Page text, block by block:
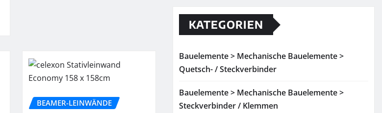
BEAMER-LEINWÄNDE
KATEGORIEN
Bauelemente > Mechanische Bauelemente >
Quetsch- / Steckverbinder
Bauelemente > Mechanische Bauelemente >
Steckverbinder / Klemmen